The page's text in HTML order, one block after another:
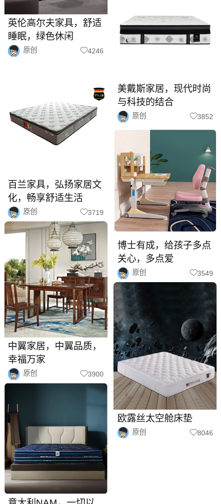
英伦高尔夫家具，舒适
睡眠，绿色休闲
原创 4246
百兰家具，弘扬家居文
化，畅享舒适生活
原创 3719
中翼家居，中翼品质，
幸福万家
原创 3900
美戴斯家居，现代时尚
与科技的结合
原创 3852
博士有成，给孩子多点
关心，多点爱
原创 3549
欧露丝太空舱床垫
原创 8046